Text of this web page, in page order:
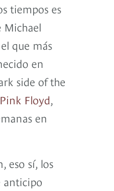
tiempos es
Michael
que más
en
side of the
Pink Floyd,
en
eso sí, los
anticipo